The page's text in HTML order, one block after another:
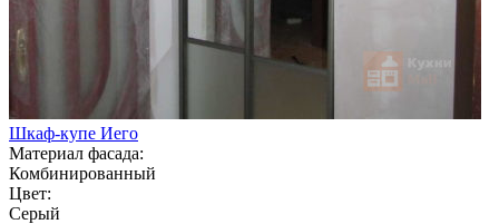
Шкаф-купе Иего
Материал фасада:
Комбинированный
Цвет:
Серый